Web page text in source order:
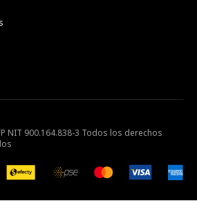
NIT 900.164.838-3 Todos los derechos